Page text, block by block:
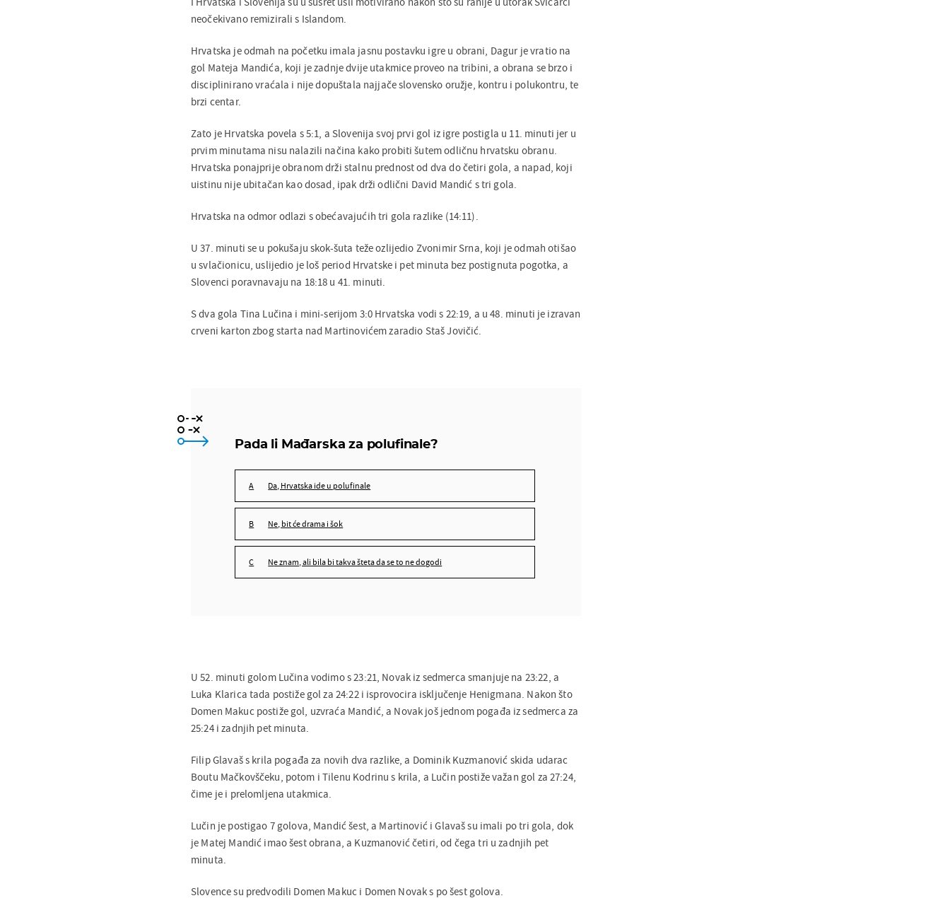
neočekivano remizirali s Islandom.
Hrvatska je odmah na početku imala jasnu postavku igre u obrani, Dagur je vratio na
gol Mateja Mandića, koji je zadnje dvije utakmice proveo na tribini, a obrana se brzo i
disciplinirano vraćala i nije dopuštala najjače slovensko oružje, kontru i polukontru, te
brzi centar.
Zato je Hrvatska povela s 5:1, a Slovenija svoj prvi gol iz igre postigla u 11. minuti jer u
prvim minutama nisu nalazili načina kako probiti šutem odličnu hrvatsku obranu.
Hrvatska ponajprije obranom drži stalnu prednost od dva do četiri gola, a napad, koji
uistinu nije ubitačan kao dosad, ipak drži odlični David Mandić s tri gola.
Hrvatska na odmor odlazi s obećavajućih tri gola razlike (14:11).
U 37. minuti se u pokušaju skok-šuta teže ozlijedio Zvonimir Srna, koji je odmah otišao
u svlačionicu, uslijedio je loš period Hrvatske i pet minuta bez postignuta pogotka, a
Slovenci poravnavaju na 18:18 u 41. minuti.
S dva gola Tina Lučina i mini-serijom 3:0 Hrvatska vodi s 22:19, a u 48. minuti je izravan
crveni karton zbog starta nad Martinovićem zaradio Staš Jovičić.
Pada li Mađarska za polufinale?
da, Hrvatska ide u polufinale
ne, bit će drama i šok
ne znam, ali bila bi takva šteta da se to ne dogodi
ne, bit će drama i šok
U 52. minuti golom Lučina vodimo s 23:21, Novak iz sedmerca smanjuje na 23:22, a
Luka Klarica tada postiže gol za 24:22 i isprovocira isključenje Henigmana. Nakon što
Domen Makuc postiže gol, uzvraća Mandić, a Novak još jednom pogađa iz sedmerca za
25:24 i zadnjih pet minuta.
Filip Glavaš s krila pogađa za novih dva razlike, a Dominik Kuzmanović skida udarac
Boutu Mačkovščeku, potom i Tilenu Kodrinu s krila, a Lučin postiže važan gol za 27:24,
čime je i prelomljena utakmica.
Lučin je postigao 7 golova, Mandić šest, a Martinović i Glavaš su imali po tri gola, dok
je Matej Mandić imao šest obrana, a Kuzmanović četiri, od čega tri u zadnjih pet
minuta.
Slovence su predvodili Domen Makuc i Domen Novak s po šest golova.